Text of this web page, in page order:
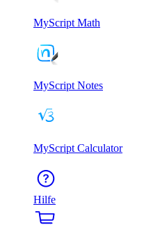
MyScript Math
MyScript Notes
MyScript Calculator
Hilfe